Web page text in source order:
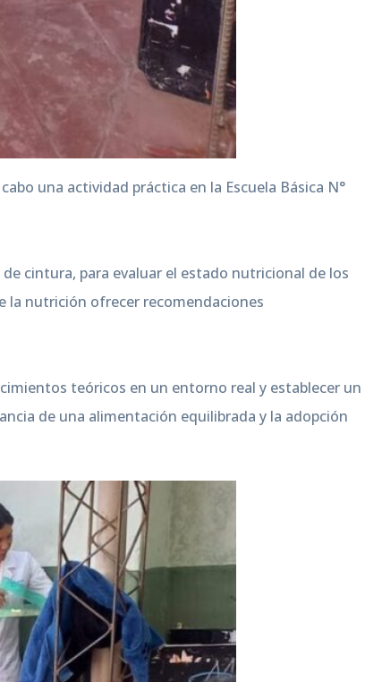
una actividad práctica en la Escuela Básica N°
cintura, para evaluar el estado nutricional de los
la nutrición ofrecer recomendaciones
teóricos en un entorno real y establecer un
de una alimentación equilibrada y la adopción